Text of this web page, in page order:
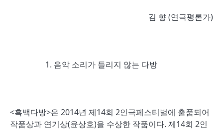
김 향 (연극평론가)
음악 소리가 들리지 않는 다방
<흑백다방>은 2014년 제14회 2인극페스티벌에 출품되어
작품상과 연기상(윤상호)을 수상한 작품이다. 제14회 2인